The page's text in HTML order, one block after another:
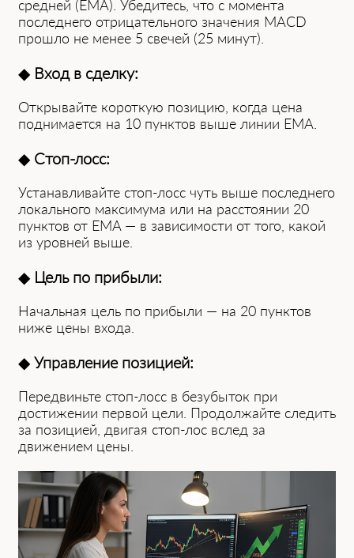
средней (EMA). Убедитесь, что с момента
последнего отрицательного значения MACD
прошло не менее 5 свечей (25 минут).
◆ Вход в сделку:
Открывайте короткую позицию, когда цена
поднимается на 10 пунктов выше линии EMA.
◆ Стоп-лосс:
Устанавливайте стоп-лосс чуть выше последнего
локального максимума или на расстоянии 20
пунктов от EMA — в зависимости от того, какой
из уровней выше.
◆ Цель по прибыли:
Начальная цель по прибыли — на 20 пунктов
ниже цены входа.
◆Управление позицией:
Передвиньте стоп-лосс в безубыток при
достижении первой цели. Прод͏олжай͏те следить
за позицией, ͏двигая стоп-лос вслед за
движением цены.